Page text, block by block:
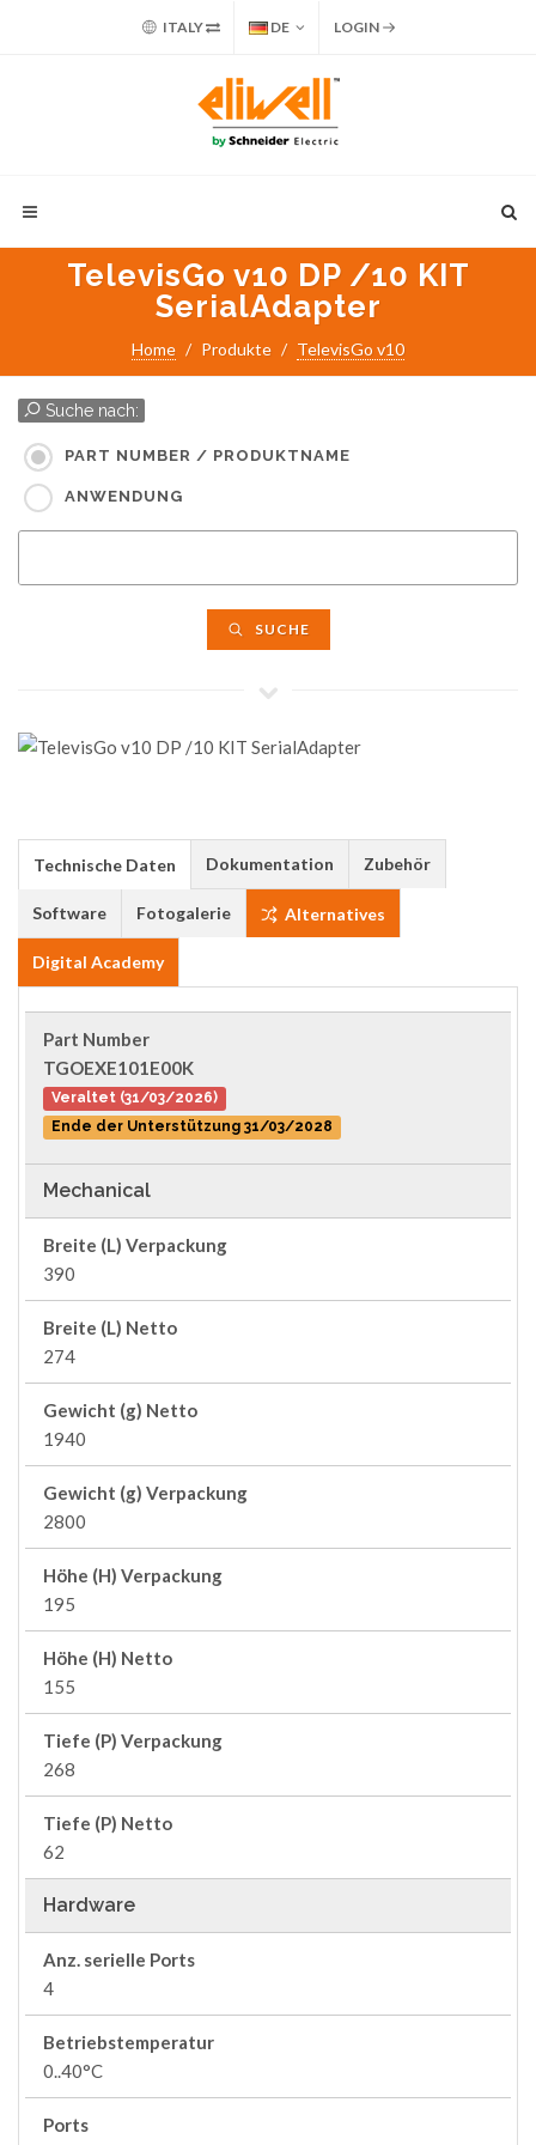
ITALY DE LOGIN
TelevisGo v10 DP /10 KIT
SerialAdapter
Home Produkte TelevisGo v10
Suche nach:
PART NUMBER / PRODUKTNAME
ANWENDUNG
SUCHE
Technische Daten Dokumentation Zubehör
Software Fotogalerie Alternatives
Digital Academy
Part Number
TGOEXE101E00K
Veraltet (31/03/2026)
Ende der Unterstützung 31/03/2028
Mechanical
Breite (L) Verpackung
390
Breite (L) Netto
274
Gewicht (g) Netto
1940
Gewicht (g) Verpackung
2800
Höhe (H) Verpackung
195
Höhe (H) Netto
155
Tiefe (P) Verpackung
268
Tiefe (P) Netto
62
Hardware
Anz. serielle Ports
4
Betriebstemperatur
0..40°C
Ports